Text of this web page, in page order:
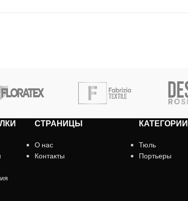
СТРАНИЦЫ
О нас
Контакты
КАТЕГОРИИ
Тюль
Портьеры